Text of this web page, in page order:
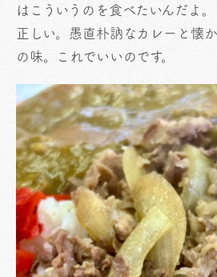
はこういうのを食べたいんだよ
正しい。愚直朴訥なカレーと懐
の味。これでいいのです。